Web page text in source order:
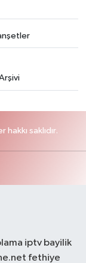
saklıdır.
iptv bayilik
fethiye